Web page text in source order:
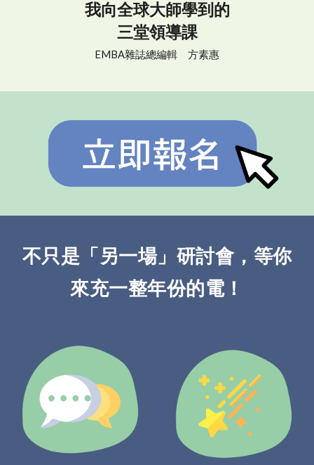
我向全球大師學到的
三堂領導課
EMBA雜誌總編輯 方素惠
不只是「另一場」研討會，等你
來充一整年份的電！